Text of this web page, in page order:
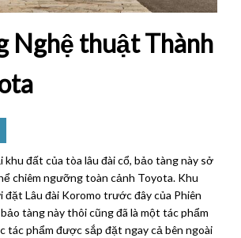
Nghệ thuật Thành
đất của tòa lâu đài cổ, bảo tàng này sở
chiêm ngưỡng toàn cảnh Toyota. Khu
Lâu đài Koromo trước đây của Phiên
tàng này thôi cũng đã là một tác phẩm
tác phẩm được sắp đặt ngay cả bên ngoài